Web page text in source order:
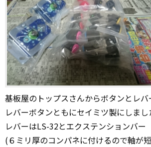
基板屋のトップスさんからボタンとレバ
レバーボタンともにセイミツ製にしまし
レバーはLS-32とエクステンションバー
(６ミリ厚のコンパネに付けるので軸が